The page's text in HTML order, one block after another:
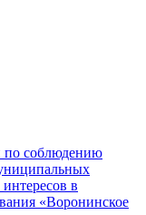
по соблюдению
в
«Воронинское